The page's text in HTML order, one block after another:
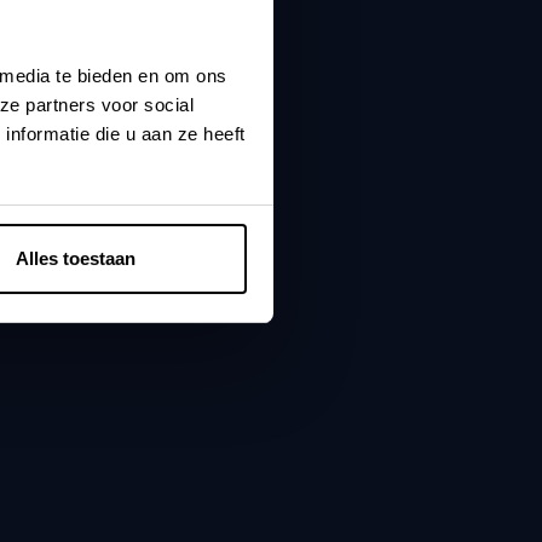
te bieden en om ons
partners voor social
die u aan ze heeft
Alles toestaan